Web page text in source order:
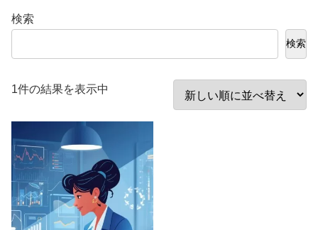
検索
検索
1件の結果を表示中